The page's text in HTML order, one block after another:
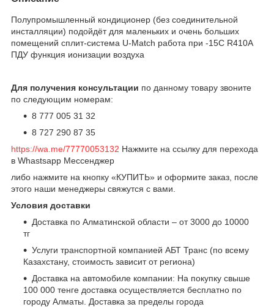
Полупромышленный кондиционер (без соединительной
инсталляции) подойдёт для маленьких и очень больших
помещений сплит-система U-Match работа при -15С R410А
ПДУ функция ионизации воздуха
Для получения консультации по данному товару звоните
по следующим номерам:
8 777 005 31 32
8 727 290 87 35
https://wa.me/77770053132 Нажмите на ссылку для перехода
в Whastsapp Мессенджер
либо нажмите на кнопку «КУПИТЬ» и оформите заказ, после
этого наши менеджеры свяжутся с вами.
Условия доставки
Доставка по Алматинской области – от 3000 до 10000
тг
Услуги транспортной компанией АБТ Транс (по всему
Казахстану, стоимость зависит от региона)
Доставка на автомобиле компании: На покупку свыше
100 000 тенге доставка осуществляется бесплатно по
городу Алматы. Доставка за пределы города